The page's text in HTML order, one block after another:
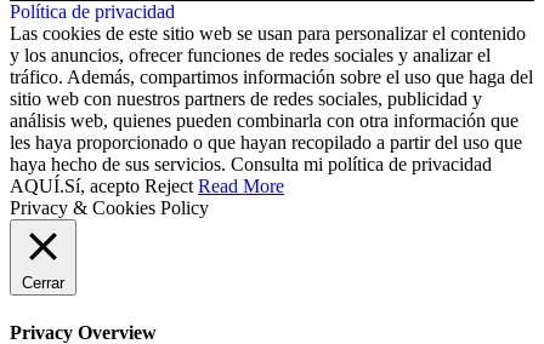
Política de privacidad
Las cookies de este sitio web se usan para personalizar el contenido
y los anuncios, ofrecer funciones de redes sociales y analizar el
tráfico. Además, compartimos información sobre el uso que haga del
sitio web con nuestros partners de redes sociales, publicidad y
análisis web, quienes pueden combinarla con otra información que
les haya proporcionado o que hayan recopilado a partir del uso que
haya hecho de sus servicios. Consulta mi política de privacidad
AQUÍ.Sí, acepto Reject Read More
Privacy & Cookies Policy
Cerrar
Privacy Overview